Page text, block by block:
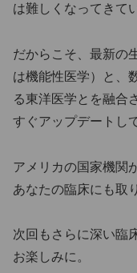
は難しくなってきて
だからこそ、最新の
は機能性医学）と、
る東洋医学とを融合
すぐアップデートし
アメリカの国家機関
あなたの臨床にも取
次回もさらに深い臨
お楽しみに。